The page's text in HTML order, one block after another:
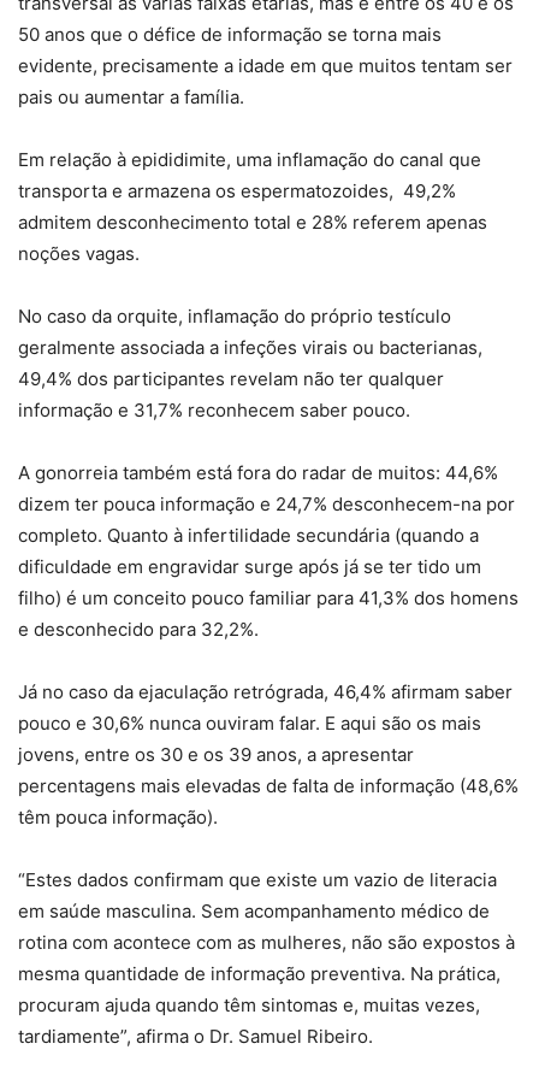
50 anos que o défice de informação se torna mais
evidente, precisamente a idade em que muitos tentam ser
pais ou aumentar a família.
Em relação à epididimite, uma inflamação do canal que
transporta e armazena os espermatozoides, 49,2%
admitem desconhecimento total e 28% referem apenas
noções vagas.
No caso da orquite, inflamação do próprio testículo
geralmente associada a infeções virais ou bacterianas,
49,4% dos participantes revelam não ter qualquer
informação e 31,7% reconhecem saber pouco.
A gonorreia também está fora do radar de muitos: 44,6%
dizem ter pouca informação e 24,7% desconhecem-na por
completo. Quanto à infertilidade secundária (quando a
dificuldade em engravidar surge após já se ter tido um
filho) é um conceito pouco familiar para 41,3% dos homens
e desconhecido para 32,2%.
Já no caso da ejaculação retrógrada, 46,4% afirmam saber
pouco e 30,6% nunca ouviram falar. E aqui são os mais
jovens, entre os 30 e os 39 anos, a apresentar
percentagens mais elevadas de falta de informação (48,6%
têm pouca informação).
“Estes dados confirmam que existe um vazio de literacia
em saúde masculina. Sem acompanhamento médico de
rotina com acontece com as mulheres, não são expostos à
mesma quantidade de informação preventiva. Na prática,
procuram ajuda quando têm sintomas e, muitas vezes,
tardiamente”, afirma o Dr. Samuel Ribeiro.